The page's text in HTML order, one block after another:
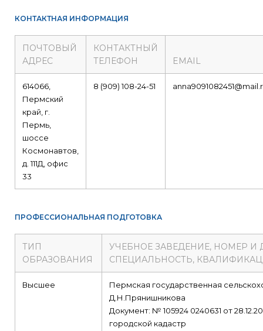
КОНТАКТНАЯ ИНФОРМАЦИЯ
ПОЧТОВЫЙ
АДРЕС
КОНТАКТНЫЙ
ТЕЛЕФОН
EMAIL
614066,
Пермский
край, г.
Пермь,
шоссе
Космонавтов,
д. 111Д, офис
33
8 (909) 108-24-51
ПРОФЕССИОНАЛЬНАЯ ПОДГОТОВКА
ТИП
ОБРАЗОВАНИЯ
УЧЕБНОЕ ЗАВЕДЕНИЕ, НОМЕР
СПЕЦИАЛЬНОСТЬ,
Высшее
Пермская государственная
Д.Н.Прянишникова
Документ: № 105924 0240631 от
городской кадастр